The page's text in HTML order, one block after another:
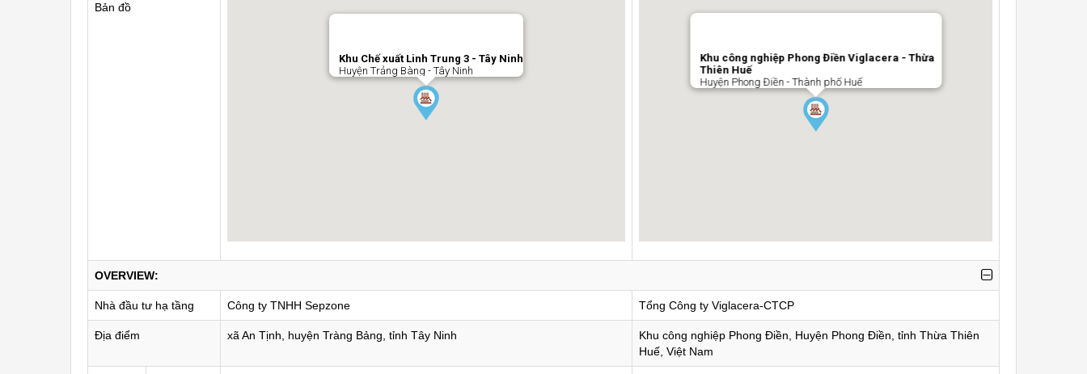
Bản đồ
Khu Chế xuất Linh Trung 3 - Tây Ninh
Huyện Trảng Bàng - Tây Ninh
Khu công nghiệp Phong Điền Viglacera - Thừa
Thiên Huế
Huyện Phong Điền - Thành phố Huế
OVERVIEW:
Nhà đầu tư hạ tầng Công ty TNHH Sepzone Tổng Công ty Viglacera-CTCP
Địa điểm xã An Tịnh, huyện Tràng Bảng, tỉnh Tây Ninh
Khu công nghiệp Phong Điền, Huyện Phong Điền, tỉnh Thừa Thiên
Huế, Việt Nam